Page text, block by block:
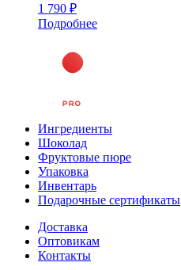
1 790 ₽
Подробнее
Ингредиенты
Шоколад
Фруктовые пюре
Упаковка
Инвентарь
Подарочные сертификаты
Доставка
Оптовикам
Контакты